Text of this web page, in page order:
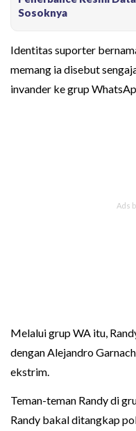
Sosoknya
Identitas suporter
memang ia disebut
invander ke grup
Melalui grup WA itu,
dengan Alejandro
ekstrim.
Teman-teman Randy di
Randy bakal ditangkap